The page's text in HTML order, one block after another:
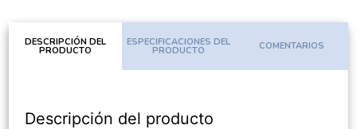
DESCRIPCIÓN DEL
PRODUCTO
ESPECIFICACIONES DEL
PRODUCTO COMENTARIOS
Descripción del producto